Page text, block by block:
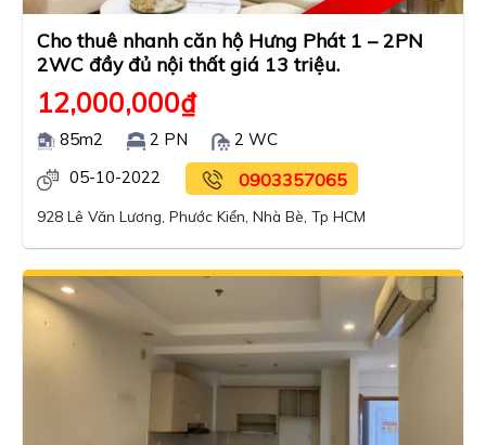
Cho thuê nhanh căn hộ Hưng Phát 1 – 2PN
2WC đầy đủ nội thất giá 13 triệu.
12,000,000₫
85m2 2 PN
2 WC
05-10-2022
0903357065
928 Lê Văn Lương, Phước Kiển, Nhà Bè, Tp HCM